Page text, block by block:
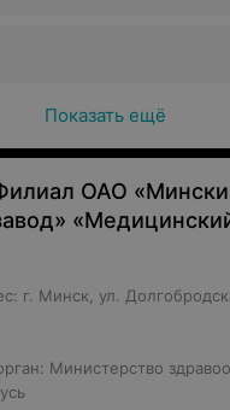
Показать ещё
ОАО
г. Минск, ул.
Министерство